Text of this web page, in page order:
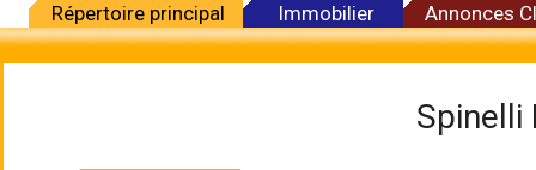
Répertoire principal Immobilier Annonces
Spinelli